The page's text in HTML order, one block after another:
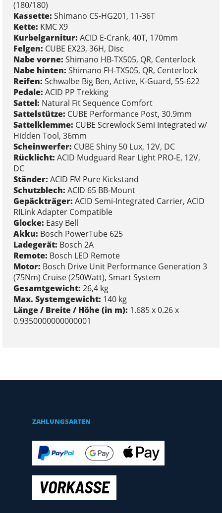
(180/180)
Kassette: Shimano CS-HG201, 11-36T
Kette: KMC X9
Kurbelgarnitur: ACID E-Crank, 40T, 170mm
Felgen: CUBE EX23, 36H, Disc
Nabe vorne: Shimano HB-TX505, QR, Centerlock
Nabe hinten: Shimano FH-TX505, QR, Centerlock
Reifen: Schwalbe Big Ben, Active, K-Guard, 55-622
Pedale: ACID PP Trekking
Sattel: Natural Fit Sequence Comfort
Sattelstütze: CUBE Performance Post, 30.9mm
Sattelklemme: CUBE Screwlock Semi Integrated w/
Hidden Tool, 36mm
Scheinwerfer: CUBE Shiny 50 Lux, 12V, DC
Rücklicht: ACID Mudguard Rear Light PRO-E, 12V,
DC
Ständer: ACID FM Pure Kickstand
Schutzblech: ACID 65 BB-Mount
Gepäckträger: ACID Semi-Integrated Carrier, ACID
RILink Adapter Compatible
Glocke: Easy Bell
Akku: Bosch PowerTube 625
Ladegerät: Bosch 2A
Remote: Bosch LED Remote
Motor: Bosch Drive Unit Performance Generation 3
(75Nm) Cruise (250Watt), Smart System
Gesamtgewicht: 26,4 kg
Max. Systemgewicht: 140 kg
Länge / Breite / Höhe (in m): 1.685 x 0.26 x
0.9350000000000001
ZAHLUNGSARTEN